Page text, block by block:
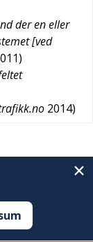
der en eller
[ved
)
2014)